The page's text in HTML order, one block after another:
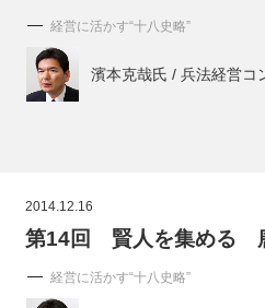
経営に活かす“十八史略”
濱本克哉氏 / 兵法経営コ
2014.12.16
第14回 賢人を集める
経営に活かす“十八史略”